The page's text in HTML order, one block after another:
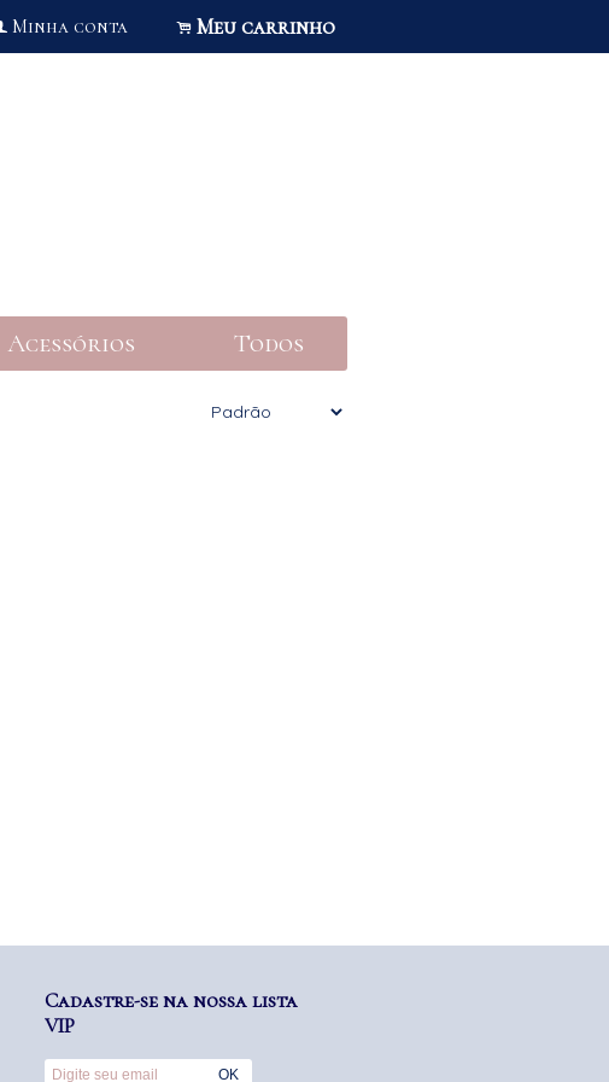
Minha conta . Meu carrinho
Acessórios Todos
Cadastre-se na nossa lista
VIP